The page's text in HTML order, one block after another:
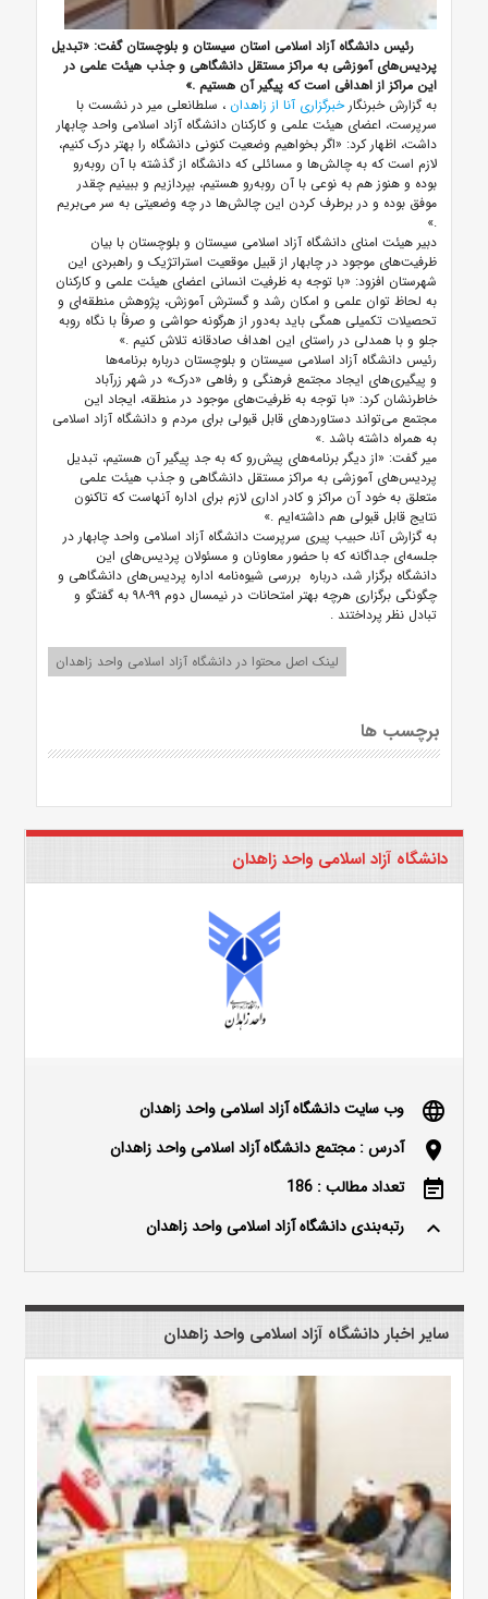
رئیس دانشگاه آزاد اسلامی استان سیستان و بلوچستان گفت: «تبدیل
پردیس‌های آموزشی به مراکز مستقل دانشگاهی و جذب هیئت علمی در
این مراکز از اهدافی است که پیگیر آن هستیم .»
به گزارش خبرنگارخبرگزاری آنا از زاهدان ، سلطانعلی میر در نشست با
سرپرست، اعضای هیئت علمی و کارکنان دانشگاه آزاد اسلامی واحد چابهار
داشت، اظهار کرد: «اگر بخواهیم وضعیت کنونی دانشگاه را بهتر درک کنیم،
لازم است که به چالش‌ها و مسائلی که دانشگاه از گذشته با آن روبه‌رو
بوده و هنوز هم به نوعی با آن روبه‌رو هستیم، بپردازیم و ببینیم چقدر
موفق بوده و در برطرف کردن این چالش‌ها در چه وضعیتی به سر می‌بریم
.»
دبیر هیئت امنای دانشگاه آزاد اسلامی سیستان و بلوچستان با بیان
ظرفیت‌های موجود در چابهار از قبیل موقعیت استراتژیک و راهبردی این
شهرستان افزود: «با توجه به ظرفیت انسانی اعضای هیئت علمی و کارکنان
به لحاظ توان علمی و امکان رشد و گسترش آموزش، پژوهش منطقه‌ای و
تحصیلات تکمیلی همگی باید به‌دور از هرگونه حواشی و صرفاً با نگاه روبه
جلو و با همدلی در راستای این اهداف صادقانه تلاش کنیم .»
رئیس دانشگاه آزاد اسلامی سیستان و بلوچستان درباره برنامه‌ها
و پیگیری‌های ایجاد مجتمع فرهنگی و رفاهی «درک» در شهر زرآباد
خاطرنشان کرد: «با توجه به ظرفیت‌های موجود در منطقه، ایجاد این
مجتمع می‌تواند دستاوردهای قابل قبولی برای مردم ‌و دانشگاه آزاد اسلامی
به همراه داشته باشد .»
میر گفت: «از دیگر برنامه‌های پیش‌رو که به جد پیگیر آن هستیم، تبدیل
پردیس‌های آموزشی به مراکز مستقل دانشگاهی و جذب هیئت علمی
متعلق به خود آن مراکز و کادر اداری لازم برای اداره آنهاست که تاکنون
نتایج قابل قبولی هم داشته‌ایم .»
به گزارش آنا، حبیب پیری سرپرست دانشگاه آزاد اسلامی واحد چابهار در
جلسه‌ای جداگانه که با حضور معاونان و مسئولان پردیس‌های این
دانشگاه برگزار شد، درباره بررسی شیوه‌نامه اداره پردیس‌های دانشگاهی و
چگونگی برگزاری هرچه بهتر امتحانات در نیمسال دوم ۹۹-۹۸ به گفتگو و
تبادل نظر پرداختند .
لینک اصل محتوا در دانشگاه آزاد اسلامی واحد زاهدان
برچسب ها
دانشگاه آزاد اسلامی واحد زاهدان
language وب سایت دانشگاه آزاد اسلامی واحد زاهدان
location_on آدرس : مجتمع دانشگاه آزاد اسلامی واحد زاهدان
event_note تعداد مطالب : 186
keyboard_arrow_up رتبه‌بندی دانشگاه آزاد اسلامی واحد زاهدان
سایر اخبار دانشگاه آزاد اسلامی واحد زاهدان